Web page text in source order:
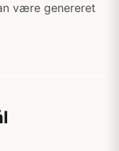
være genereret